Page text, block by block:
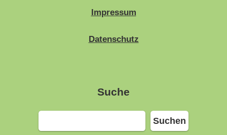
Impressum
Datenschutz
Suche
Suchen
Suchen